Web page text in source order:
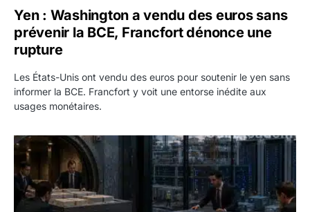
Yen : Washington a vendu des euros sans
prévenir la BCE, Francfort dénonce une
rupture
Les États-Unis ont vendu des euros pour soutenir le yen sans
informer la BCE. Francfort y voit une entorse inédite aux
usages monétaires.
Jane Street négocie le transfert de 11 milliards de